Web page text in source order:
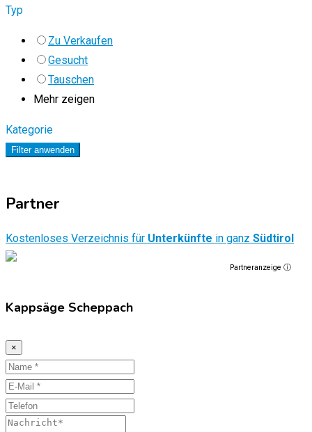
Typ
Zu Verkaufen
Gesucht
Tauschen
Mehr zeigen
Kategorie
Filter anwenden
Partner
Kostenloses Verzeichnis für Unterkünfte in ganz Südtirol
Partneranzeige ⓘ
Kappsäge Scheppach
×
Name
E-
Mail
Telefon
Nachricht